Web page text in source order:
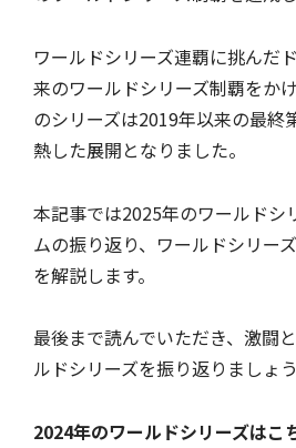
ワールドシリーズ連覇に挑んだ
来のワールドシリーズ制覇をか
のシリーズは2019年以来の最終
熱した展開となりました。
本記事では2025年のワールドシ
ムの振り返り、ワールドシリー
を解説します。
最後まで読んでいただき、激闘
ルドシリーズを振り返りましょう
2024年のワールドシリーズはこ